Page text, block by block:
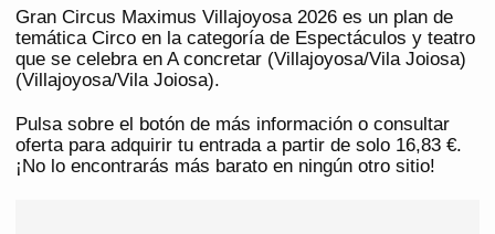
Gran Circus Maximus Villajoyosa 2026 es un plan de
temática Circo en la categoría de Espectáculos y teatro
que se celebra en A concretar (Villajoyosa/Vila Joiosa)
(Villajoyosa/Vila Joiosa).
Pulsa sobre el botón de más información o consultar
oferta para adquirir tu entrada a partir de solo 16,83 €.
¡No lo encontrarás más barato en ningún otro sitio!